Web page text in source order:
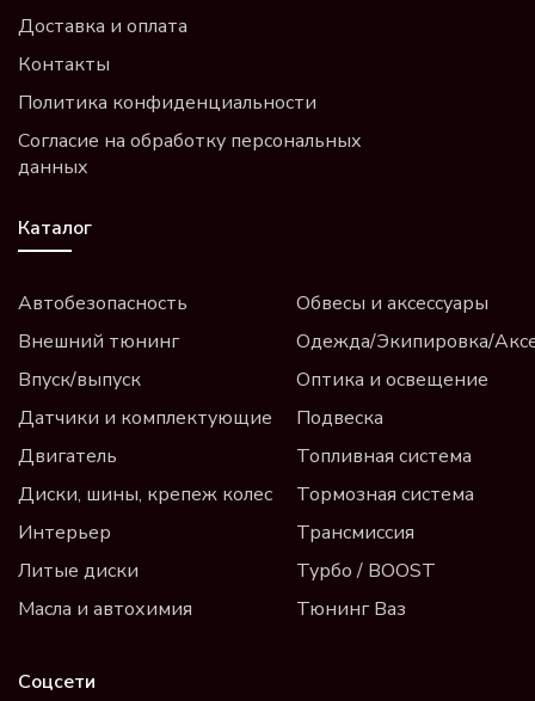
Доставка и оплата
Контакты
Политика конфиденциальности
Согласие на обработку персональных
данных
Каталог
Автобезопасность
Внешний тюнинг
Впуск/выпуск
Датчики и комплектующие
Двигатель
Диски, шины, крепеж колес
Интерьер
Литые диски
Масла и автохимия
Обвесы и аксессуары
Одежда/Экипировка/
Оптика и освещение
Подвеска
Топливная система
Тормозная система
Трансмиссия
Турбо / BOOST
Тюнинг Ваз
Соцсети